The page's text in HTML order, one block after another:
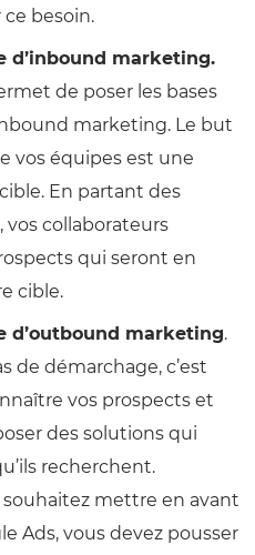
besoin.
d’inbound marketing.
de poser les bases
marketing. Le but
vos équipes est une
En partant des
collaborateurs
qui seront en
cible.
d’outbound marketing.
de démarchage, c’est
vos prospects et
des solutions qui
recherchent.
mettre en avant
Ads, vous devez pousser